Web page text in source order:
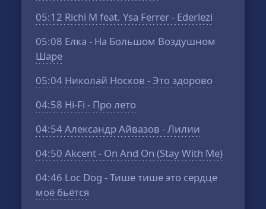
05:12 Richi M feat. Ysa Ferrer - Ederlezi
05:08 Елка - На Большом Воздушном
Шаре
05:04 Николай Носков - Это здорово
04:58 Hi-Fi - Про лето
04:54Александр Айвазов - Лилии
04:50 Akcent - On And On (Stay With Me)
04:46 Loc Dog - Тише тише это сердце
моё бьётся